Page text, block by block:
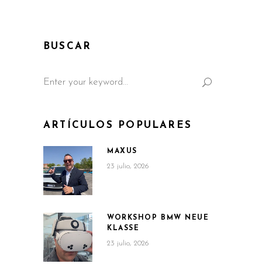
BUSCAR
for:
ARTÍCULOS POPULARES
MAXUS
23 julio, 2026
WORKSHOP BMW NEUE
KLASSE
23 julio, 2026